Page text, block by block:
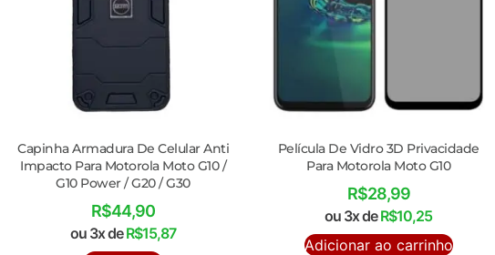
Capinha Armadura De Celular Anti
Impacto Para Motorola Moto G10 /
G10 Power / G20 / G30
R$44,90
ou 3x deR$15,87
Película De Vidro 3D Privacidade
Para Motorola Moto G10
R$28,99
ou 3x deR$10,25
Adicionar ao carrinho